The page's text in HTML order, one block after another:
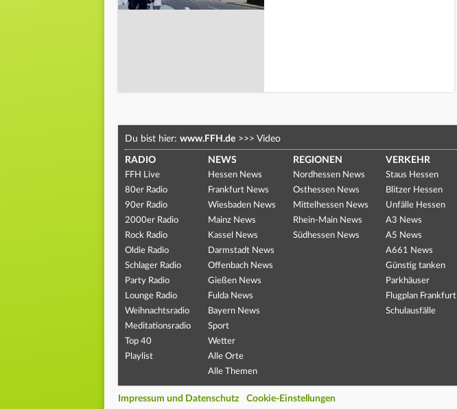
Du bist hier: www.FFH.de >>> Video
RADIO
FFH Live
80er Radio
90er Radio
2000er Radio
Rock Radio
Oldie Radio
Schlager Radio
Party Radio
Lounge Radio
Weihnachtsradio
Meditationsradio
Top 40
Playlist
NEWS
Hessen News
Frankfurt News
Wiesbaden News
Mainz News
Kassel News
Darmstadt News
Offenbach News
Gießen News
Fulda News
Bayern News
Sport
Wetter
Alle Orte
Alle Themen
REGIONEN
Nordhessen News
Osthessen News
Mittelhessen News
Rhein-Main News
Südhessen News
VERKEHR
Staus Hessen
Blitzer Hessen
Unfälle Hessen
A3 News
A5 News
A661 News
Günstig tanken
Parkhäuser
Flugplan Frankfurt
Schulausfälle
Impressum und Datenschutz Cookie-Einstellungen